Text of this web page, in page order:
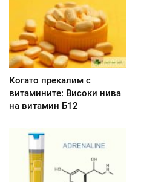
Когато прекалим с
витамините: Високи нива
на витамин Б12